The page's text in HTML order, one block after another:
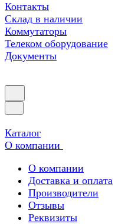
Контакты
Склад в наличии
Коммутаторы
Телеком оборудование
Документы
Каталог
О компании
О компании
Доставка и оплата
Производители
Отзывы
Реквизиты